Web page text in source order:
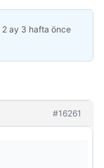
2 ay 3 hafta önce
#16261